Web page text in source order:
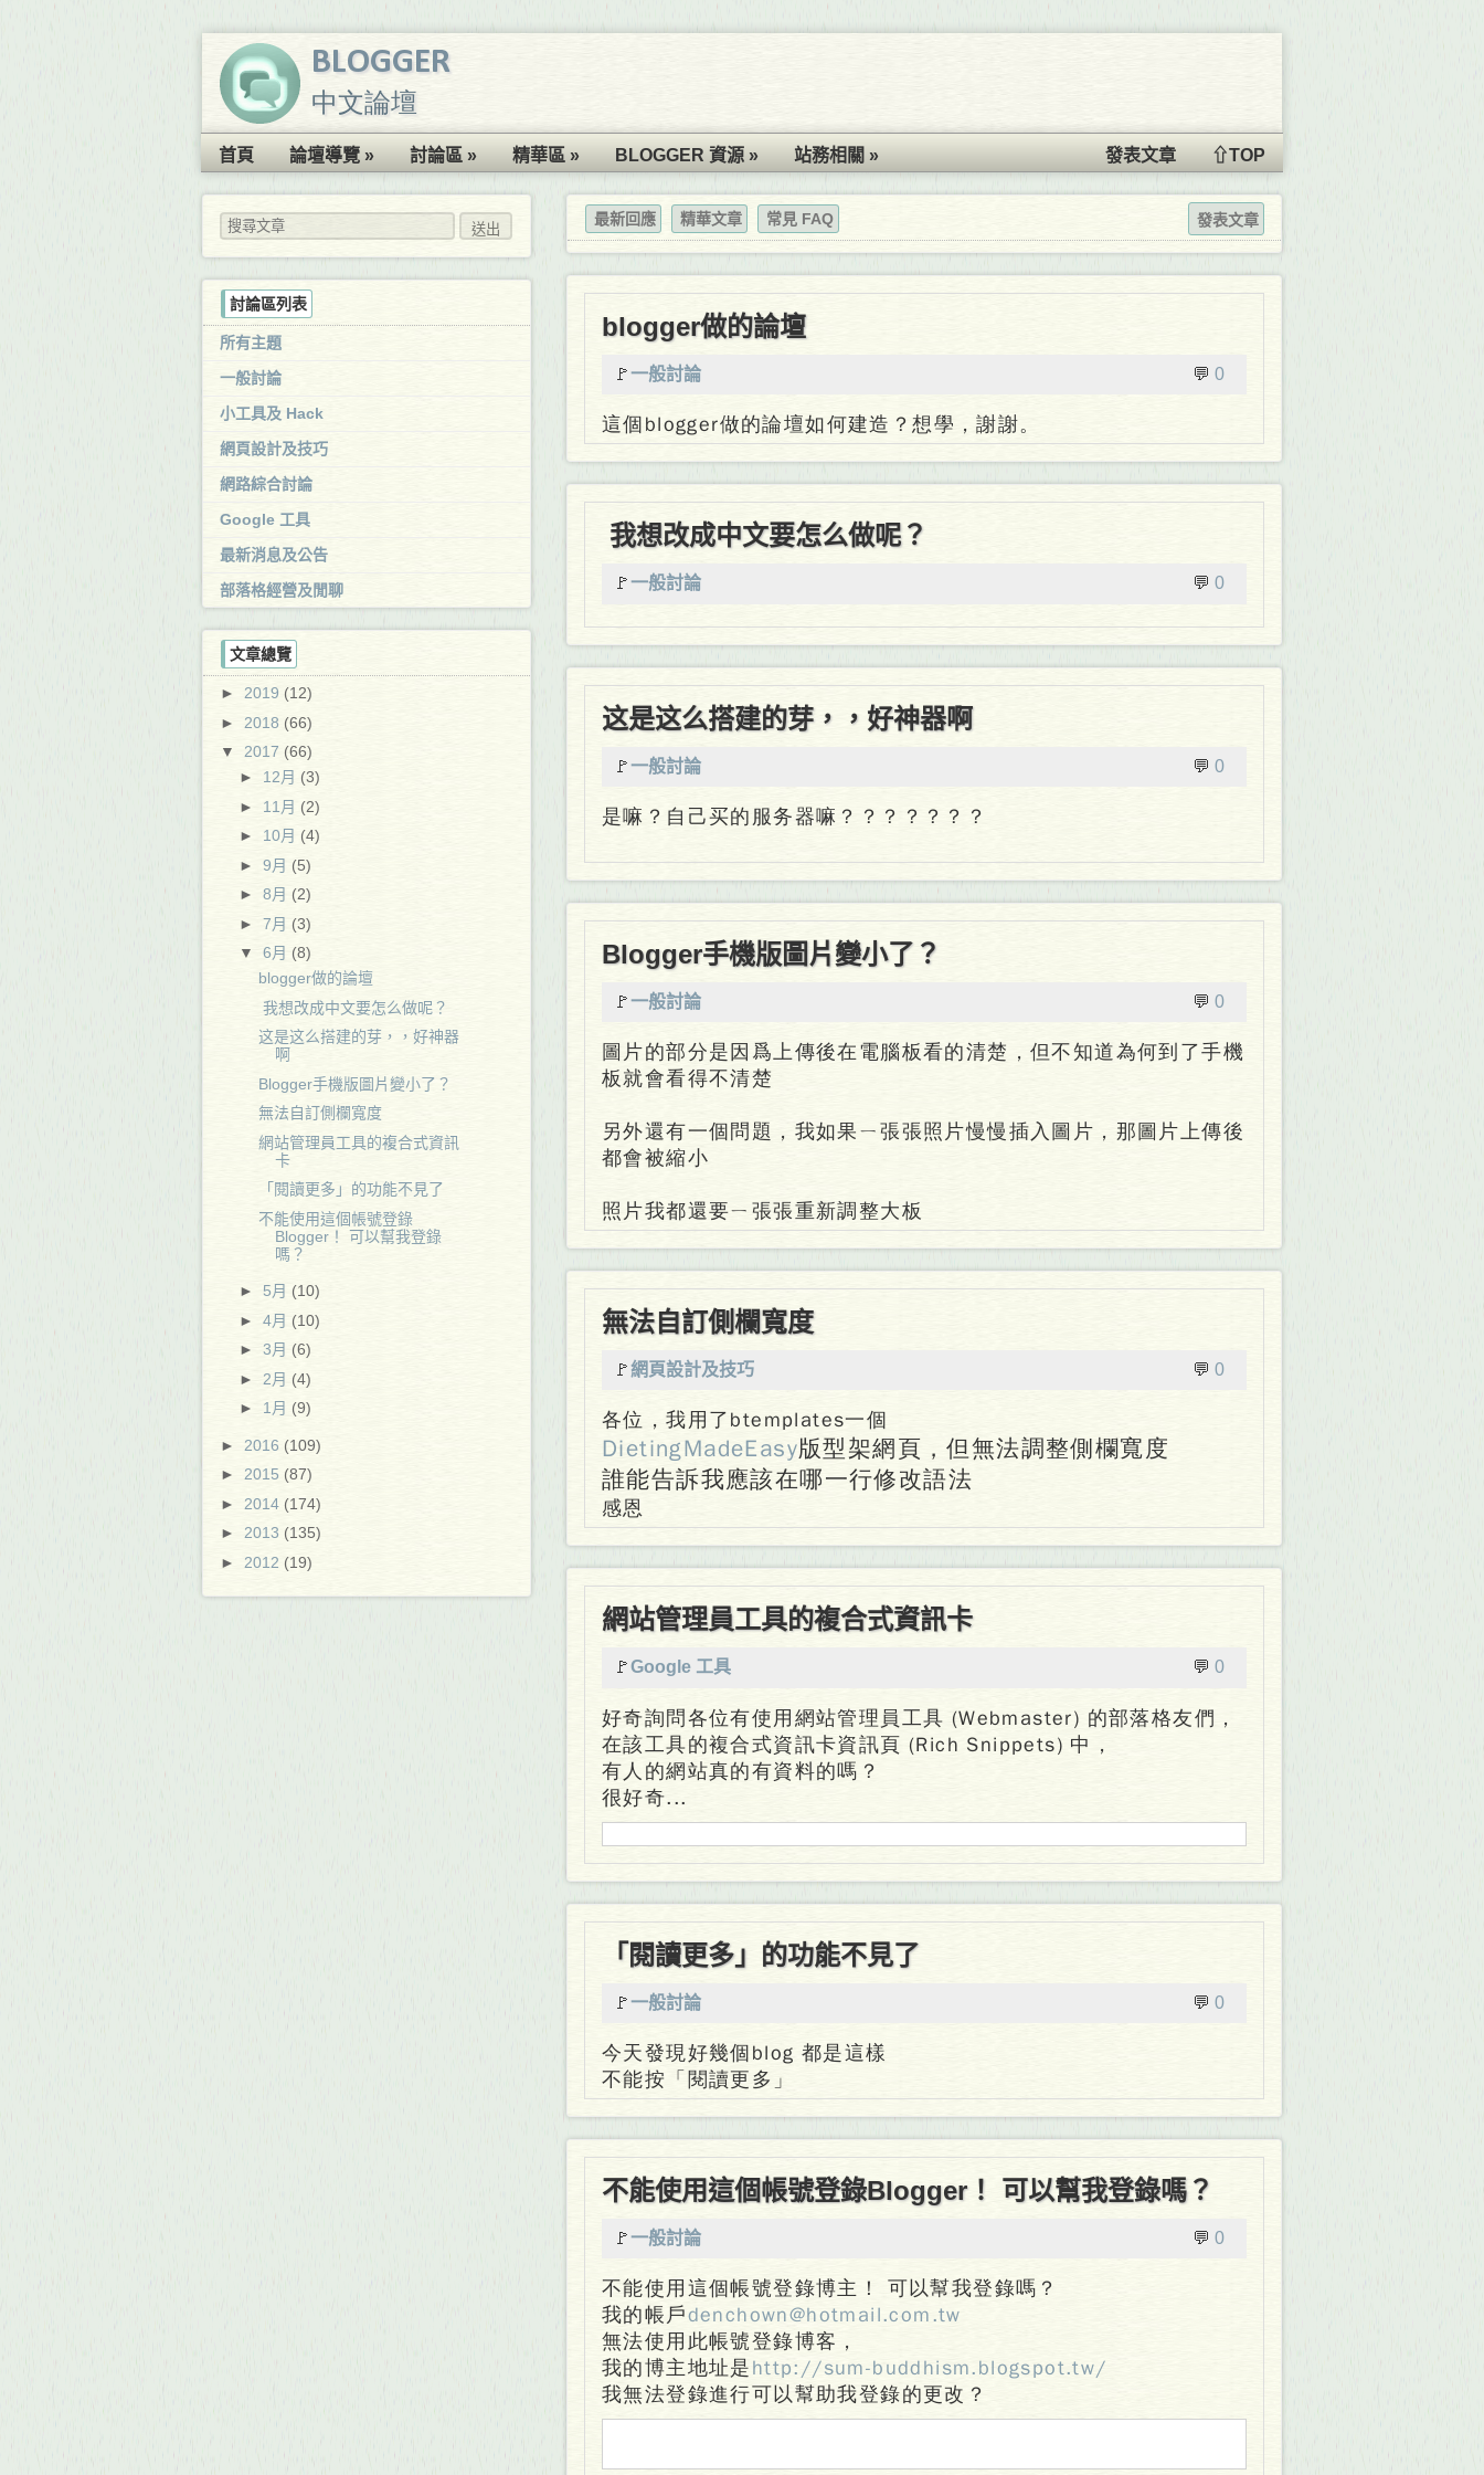
BLOGGER
中文論壇
首頁 論壇導覽 » 討論區 » 精華區 » BLOGGER 資源 » 站務相關 » ⇧TOP
發表文章
最新回應 精華文章 常見 FAQ 發表文章
blogger做的論壇
🚩一般討論 💬 0
這個blogger做的論壇如何建造？想學，謝謝。
我想改成中文要怎么做呢？
🚩一般討論 💬 0
这是这么搭建的芽，，好神器啊
🚩一般討論 💬 0
是嘛？自己买的服务器嘛？？？？？？？
Blogger手機版圖片變小了？
🚩一般討論 💬 0
圖片的部分是因爲上傳後在電腦板看的清楚，但不知道為何到了手機
板就會看得不清楚
另外還有一個問題，我如果ㄧ張張照片慢慢插入圖片，那圖片上傳後
都會被縮小
照片我都還要ㄧ張張重新調整大板
無法自訂側欄寬度
🚩網頁設計及技巧 💬 0
各位，我用了btemplates一個
DietingMadeEasy版型架網頁，但無法調整側欄寬度
誰能告訴我應該在哪一行修改語法
感恩
網站管理員工具的複合式資訊卡
🚩Google 工具 💬 0
好奇詢問各位有使用網站管理員工具 (Webmaster) 的部落格友們，
在該工具的複合式資訊卡資訊頁 (Rich Snippets) 中，
有人的網站真的有資料的嗎？
很好奇...
「閱讀更多」的功能不見了
🚩一般討論 💬 0
今天發現好幾個blog 都是這樣
不能按「閱讀更多」
不能使用這個帳號登錄Blogger！ 可以幫我登錄嗎？
🚩一般討論 💬 0
不能使用這個帳號登錄博主！ 可以幫我登錄嗎？
我的帳戶denchown@hotmail.com.tw
無法使用此帳號登錄博客，
我的博主地址是http://sum-buddhism.blogspot.tw/
我無法登錄進行可以幫助我登錄的更改？
討論區列表
所有主題
一般討論
小工具及 Hack
網頁設計及技巧
網路綜合討論
Google 工具
最新消息及公告
部落格經營及閒聊
文章總覽
► 2019 (12)
► 2018 (66)
▼ 2017 (66)
► 12月 (3)
► 11月 (2)
► 10月 (4)
► 9月 (5)
► 8月 (2)
► 7月 (3)
▼ 6月 (8)
blogger做的論壇
我想改成中文要怎么做呢？
这是这么搭建的芽，，好神器
啊
Blogger手機版圖片變小了？
無法自訂側欄寬度
網站管理員工具的複合式資訊
卡
「閱讀更多」的功能不見了
不能使用這個帳號登錄
Blogger！ 可以幫我登錄
嗎？
► 5月 (10)
► 4月 (10)
► 3月 (6)
► 2月 (4)
► 1月 (9)
► 2016 (109)
► 2015 (87)
► 2014 (174)
► 2013 (135)
► 2012 (19)